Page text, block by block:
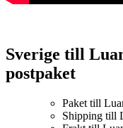
Sverige till
postpaket
Paket till
Shipping till